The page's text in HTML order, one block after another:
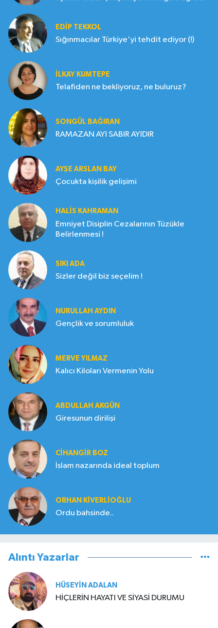
EDIP TEKKOL
Sığınmacılar Türkiye'yi tehdit ediyor (!)
İLKAY KUMTEPE
Telafiden ne bekliyoruz, ne buluruz?
SONGÜL BAĞIRAN
RAMAZAN AYI SABIR AYIDIR
AYŞE ARSLAN BAY
Çocukta kişilik gelişimi
HALIS KAHRAMAN
Emniyet Disiplin Cezalarının Tüzükle
Belirlenmesi !
SIKI ADA
Sizler değil biz seçelim !
NURULLAH AYDIN
Gençlik ve sorumluluk
MERVE YILMAZ
Kalıcı Kiloları Vermenin Yolu
ABDULLAH AKGÜN
Giresunun dirilişi
CIHANGIR BOZ
İslam nazarında ideal toplum
ORHAN KIVERLIOĞLU
Ordu bahsinde..
Alıntı Yazarlar
HÜSEYIN ADALAN
HİÇLERİN HAYATI VE SİYASİ DURUMU